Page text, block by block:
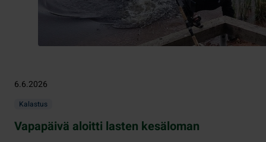
6.6.2026
Kalastus
Vapapäivä aloitti lasten kesäloman